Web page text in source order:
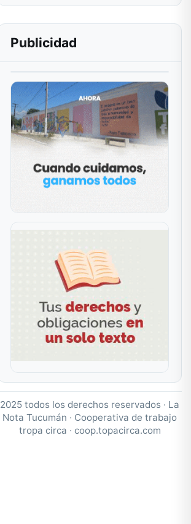
Publicidad
2025 todos los derechos reservados · La
Nota Tucumán · Cooperativa de trabajo
tropa circa · coop.topacirca.com